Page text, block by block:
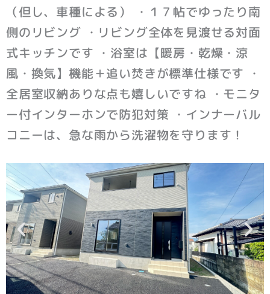
（但し、車種による） ・１７帖でゆったり南
側のリビング ・リビング全体を見渡せる対面
式キッチンです ・浴室は【暖房・乾燥・涼
風・換気】機能＋追い焚きが標準仕様です ・
全居室収納ありな点も嬉しいですね ・モニタ
ー付インターホンで防犯対策 ・インナーバル
コニーは、急な雨から洗濯物を守ります！